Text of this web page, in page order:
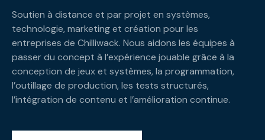
Soutien à distance et par projet en systèmes,
technologie, marketing et création pour les
entreprises de Chilliwack. Nous aidons les équipes à
passer du concept à l’expérience jouable grâce à la
conception de jeux et systèmes, la programmation,
l’outillage de production, les tests structurés,
l’intégration de contenu et l’amélioration continue.